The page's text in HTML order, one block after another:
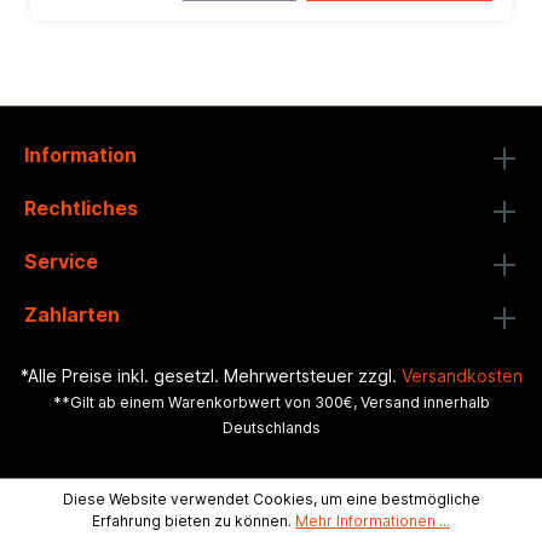
Information
Rechtliches
Service
Zahlarten
*Alle Preise inkl. gesetzl. Mehrwertsteuer zzgl. Versandkosten
**Gilt ab einem Warenkorbwert von 300€, Versand innerhalb
Deutschlands
Diese Website verwendet Cookies, um eine bestmögliche
Erfahrung bieten zu können. Mehr Informationen ...